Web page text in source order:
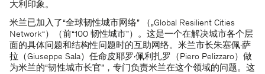
大利印象。
米兰已加入了“全球韧性城市网络” （„Global Resilient Cities
Network“）（前“100 韧性城市”）。这是一个在解决城市各个层
面的具体问题和结构性问题时的互助网络。米兰市长朱塞佩·萨
拉（Giuseppe Sala）任命皮耶罗·佩利扎罗（Piero Pelizzaro）做
为米兰的“韧性城市长官”，专门负责米兰在这个领域的问题。这